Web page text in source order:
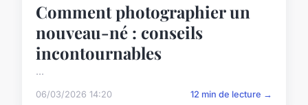
Comment photographier un
nouveau-né : conseils
incontournables
...
06/03/2026 14:20 12 min de lecture →